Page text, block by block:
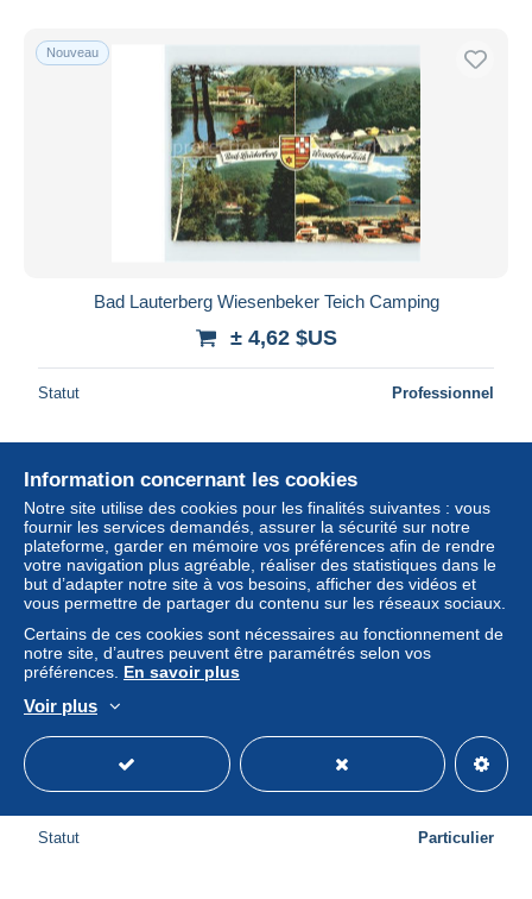
Nouveau
Bad Lauterberg Wiesenbeker Teich Camping
± 4,62 $US
Statut Professionnel
Nouveau
Wiesenbeker Teich Unposted #SAW829
± 20,80 $US
Statut Particulier
Information concernant les cookies
Notre site utilise des cookies pour les finalités suivantes : vous
fournir les services demandés, assurer la sécurité sur notre
plateforme, garder en mémoire vos préférences afin de rendre
votre navigation plus agréable, réaliser des statistiques dans le
but d’adapter notre site à vos besoins, afficher des vidéos et
vous permettre de partager du contenu sur les réseaux sociaux.
Certains de ces cookies sont nécessaires au fonctionnement de
notre site, d’autres peuvent être paramétrés selon vos
préférences. En savoir plus
Voir plus